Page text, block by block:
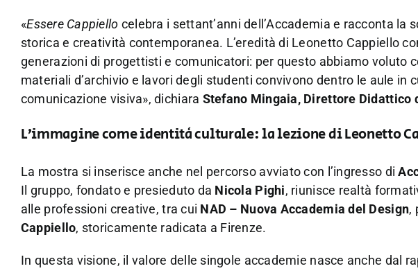
«Essere Cappiello celebra i settant’anni dell’Accademia e racconta
storica e creatività contemporanea. L’eredità di Leonetto Cappiello
generazioni di progettisti e comunicatori: per questo abbiamo voluto
materiali d’archivio e lavori degli studenti convivono dentro le aule in
comunicazione visiva», dichiara Stefano Mingaia, Direttore Didattico
L’immagine come identità culturale: la lezione di Leonetto
La mostra si inserisce anche nel percorso avviato con l’ingresso di
Il gruppo, fondato e presieduto da Nicola Pighi, riunisce realtà
alle professioni creative, tra cui NAD – Nuova Accademia del Design,
Cappiello, storicamente radicata a Firenze.
In questa visione, il valore delle singole accademie nasce anche dal